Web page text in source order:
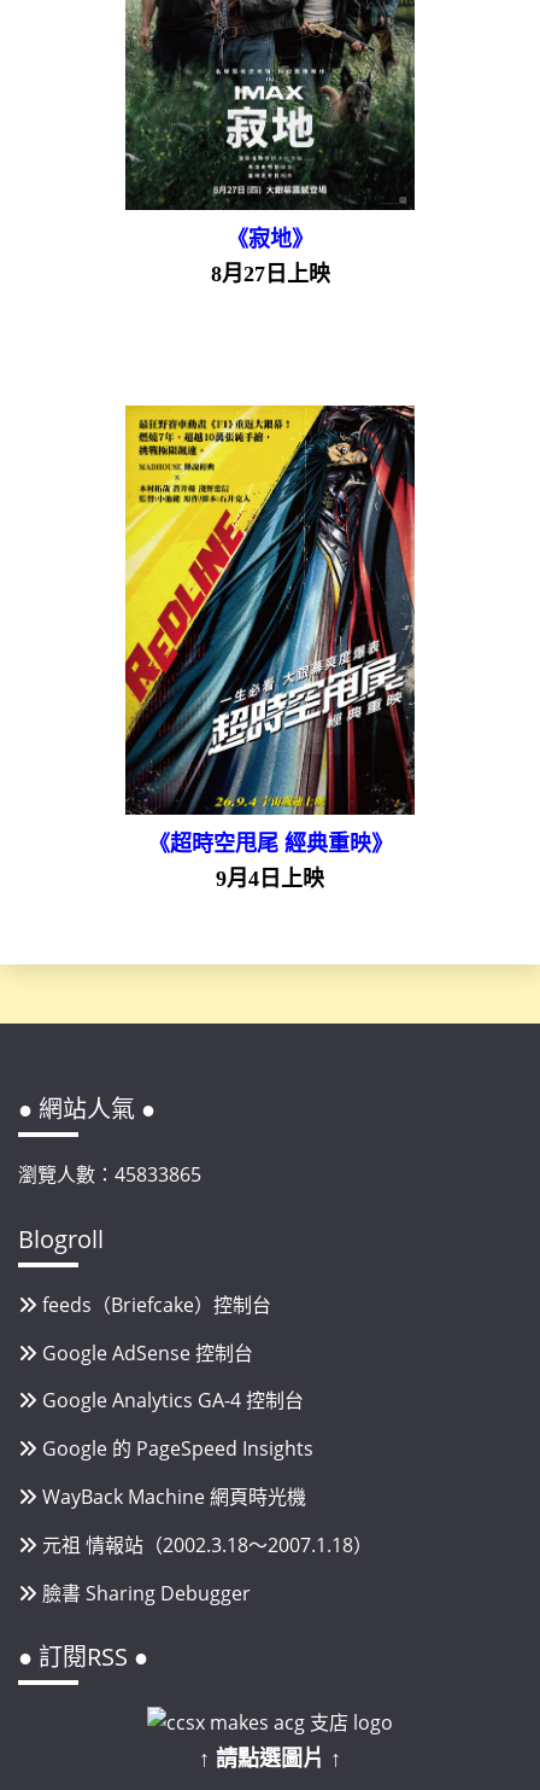
《寂地》
8月27日上映
《超時空甩尾 經典重映》
9月4日上映
● 網站人氣 ●
瀏覽人數：45833865
Blogroll
feeds（Briefcake）控制台
Google AdSense 控制台
Google Analytics GA-4 控制台
Google 的 PageSpeed Insights
WayBack Machine 網頁時光機
元祖 情報站（2002.3.18～2007.1.18）
臉書 Sharing Debugger
● 訂閱RSS ●
↑ 請點選圖片 ↑